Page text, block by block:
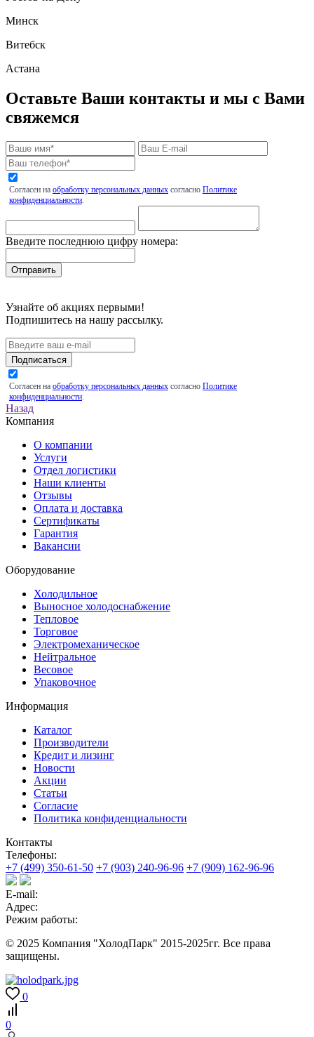
Минск
Витебск
Астана
Оставьте Ваши контакты и мы с Вами
свяжемся
Согласен на обработку персональных данных согласно Политике
конфиденциальности.
Введите последнюю цифру номера:
Узнайте об акциях первыми!
Подпишитесь на нашу рассылку.
Подписаться
Согласен на обработку персональных данных согласно Политике
конфиденциальности.
Назад
Компания
О компании
Услуги
Отдел логистики
Наши клиенты
Отзывы
Оплата и доставка
Сертификаты
Гарантия
Вакансии
Оборудование
Холодильное
Выносное холодоснабжение
Тепловое
Торговое
Электромеханическое
Нейтральное
Весовое
Упаковочное
Информация
Каталог
Производители
Кредит и лизинг
Новости
Акции
Статьи
Согласие
Политика конфиденциальности
Контакты
Телефоны:
+7 (499) 350-61-50 +7 (903) 240-96-96 +7 (909) 162-96-96
E-mail:
Адрес:
Режим работы:
© 2025 Компания "ХолодПарк" 2015-2025гг. Все права
защищены.
0
0